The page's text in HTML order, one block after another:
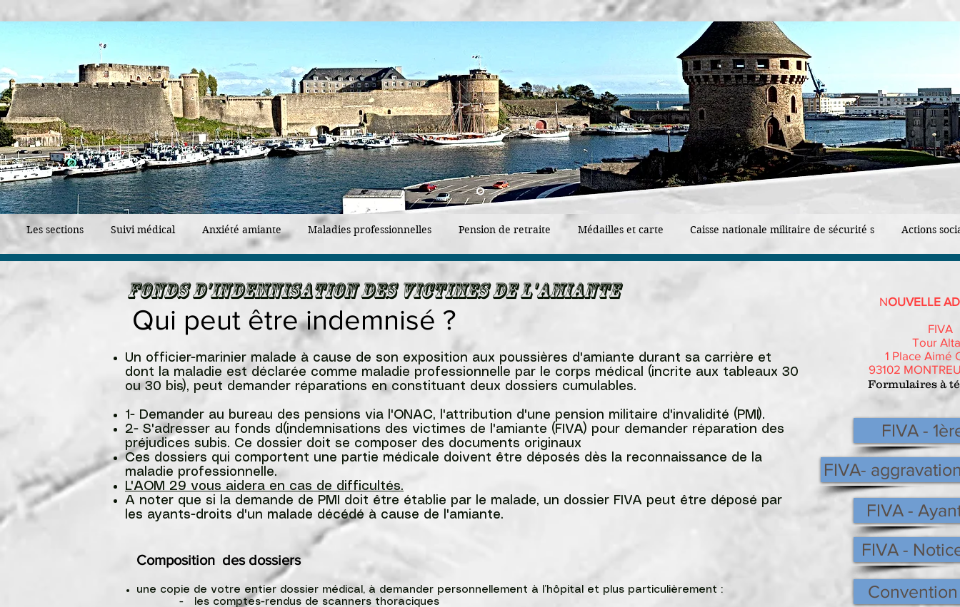
Les sections Suivi médical Anxiété amiante Maladies professionnelles Pension de retraite Médailles et carte Caisse nationale militaire de sécurité s Actions
Fonds d'indemnisation des victimes de l'amiante
Qui peut être indemnisé ?
Un officier-marinier malade à cause de son exposition aux poussières d'amiante durant sa carrière et
dont la maladie est déclarée comme maladie professionnelle par le corps médical (incrite aux tableaux 30
ou 30 bis), peut demander réparations en constituant deux dossiers cumulables.
1- Demander au bureau des pensions via l'ONAC, l'attribution d'une pension militaire d'invalidité (PMI).
2- S'adresser au fonds d(indemnisations des victimes de l'amiante (FIVA) pour demander réparation des
préjudices subis. Ce dossier doit se composer des documents originaux
Ces dossiers qui comportent une partie médicale doivent être déposés dès la reconnaissance de la
maladie professionnelle.
L'AOM 29 vous aidera en cas de difficultés.
A noter que si la demande de PMI doit être établie par le malade, un dossier FIVA peut être déposé par
les ayants-droits d'un malade décédé à cause de l'amiante.
Composition des dossiers
une copie de votre entier dossier médical, à demander personnellement à l’hôpital et plus particulièrement :
- les comptes-rendus de scanners thoraciques
NOUVELLE
FIVA
Tour
1 Place Aimé
93102
Formulaires à
FIVA -
FIVA-
FIVA -
FIVA -